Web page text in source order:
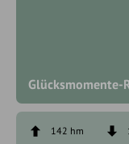
Glücksmomente-
142 hm